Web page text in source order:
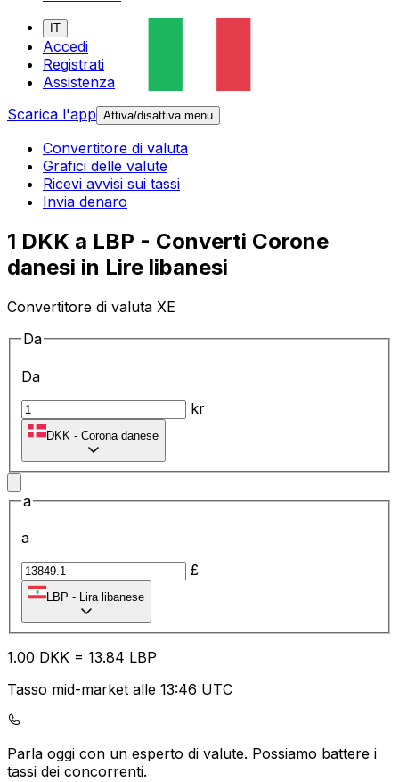
IT
Accedi
Registrati
Assistenza
Scarica l'app Attiva/disattiva menu
Convertitore di valuta
Grafici delle valute
Ricevi avvisi sui tassi
Invia denaro
1 DKK a LBP - Converti Corone
danesi in Lire libanesi
Convertitore di valuta XE
Da
Da
kr
DKK - Corona danese
a
a
£
LBP - Lira libanese
1.00 DKK = 13.84 LBP
Tasso mid-market alle 13:46 UTC
Parla oggi con un esperto di valute. Possiamo battere i
tassi dei concorrenti.